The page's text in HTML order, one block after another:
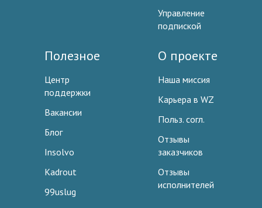
Управление
подпиской
Полезное
Центр
поддержки
Вакансии
Блог
Insolvo
Kadrout
99uslug
О проекте
Наша миссия
Карьера в WZ
Польз. согл.
Отзывы
заказчиков
Отзывы
исполнителей